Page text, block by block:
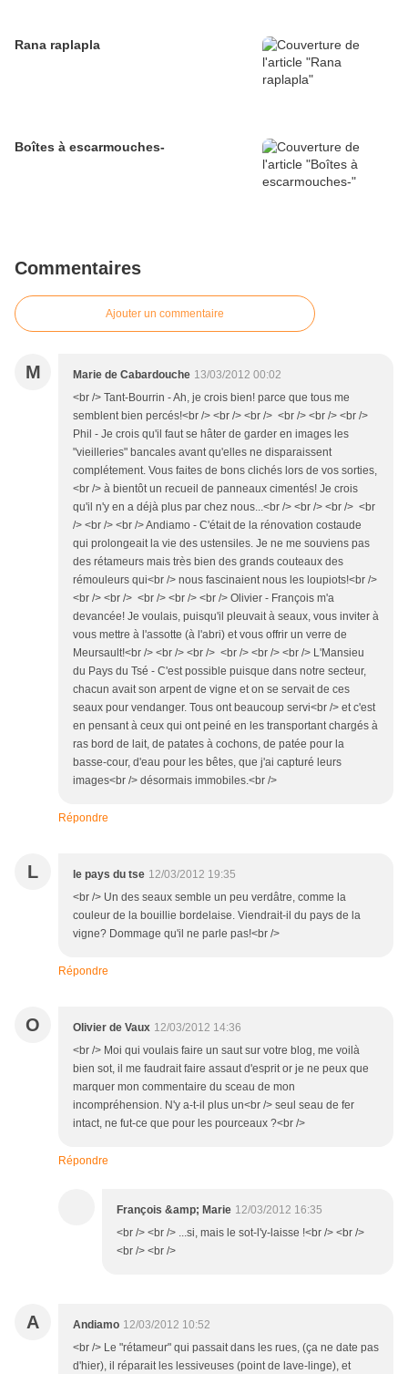
Rana raplapla
Boîtes à escarmouches-
Commentaires
Ajouter un commentaire
M Marie de Cabardouche 13/03/2012 00:02
<br /> Tant-Bourrin - Ah, je crois bien! parce que tous me
semblent bien percés!<br /> <br /> <br /> <br /> <br /> <br />
Phil - Je crois qu'il faut se hâter de garder en images les
"vieilleries" bancales avant qu'elles ne disparaissent
complétement. Vous faites de bons clichés lors de vos sorties,
<br /> à bientôt un recueil de panneaux cimentés! Je crois
qu'il n'y en a déjà plus par chez nous...<br /> <br /> <br /> <br
/> <br /> <br /> Andiamo - C'était de la rénovation costaude
qui prolongeait la vie des ustensiles. Je ne me souviens pas
des rétameurs mais très bien des grands couteaux des
rémouleurs qui<br /> nous fascinaient nous les loupiots!<br />
<br /> <br /> <br /> <br /> <br /> Olivier - François m'a
devancée! Je voulais, puisqu'il pleuvait à seaux, vous inviter à
vous mettre à l'assotte (à l'abri) et vous offrir un verre de
Meursault!<br /> <br /> <br /> <br /> <br /> <br /> L'Mansieu
du Pays du Tsé - C'est possible puisque dans notre secteur,
chacun avait son arpent de vigne et on se servait de ces
seaux pour vendanger. Tous ont beaucoup servi<br /> et c'est
en pensant à ceux qui ont peiné en les transportant chargés à
ras bord de lait, de patates à cochons, de patée pour la
basse-cour, d'eau pour les bêtes, que j'ai capturé leurs
images<br /> désormais immobiles.<br />
Répondre
L le pays du tse 12/03/2012 19:35
<br /> Un des seaux semble un peu verdâtre, comme la
couleur de la bouillie bordelaise. Viendrait-il du pays de la
vigne? Dommage qu'il ne parle pas!<br />
Répondre
O Olivier de Vaux 12/03/2012 14:36
<br /> Moi qui voulais faire un saut sur votre blog, me voilà
bien sot, il me faudrait faire assaut d'esprit or je ne peux que
marquer mon commentaire du sceau de mon
incompréhension. N'y a-t-il plus un<br /> seul seau de fer
intact, ne fut-ce que pour les pourceaux ?<br />
Répondre
François &amp; Marie 12/03/2012 16:35
<br /> <br /> ...si, mais le sot-l'y-laisse !<br /> <br />
<br /> <br />
A Andiamo 12/03/2012 10:52
<br /> Le "rétameur" qui passait dans les rues, (ça ne date pas
d'hier), il réparait les lessiveuses (point de lave-linge), et